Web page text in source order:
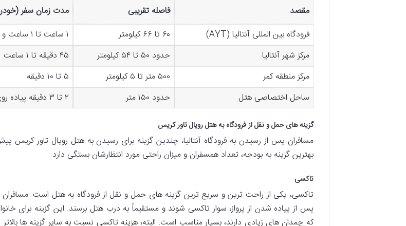
مقصد فاصله تقریبی
مدت زمان سفر
فرودگاه بین المللی آنتالیا (AYT)
۶۰ تا ۶۶ کیلومتر
۱ ساعت تا ۱ ساعت و ۱۵ دقیقه
مرکز شهر آنتالیا
حدود ۵۰ تا ۵۴ کیلومتر
۴۵ دقیقه تا ۱ ساعت
مرکز منطقه کمر
۵۰۰ متر تا ۵ کیلومتر
۵ تا ۱۰ دقیقه
ساحل اختصاصی هتل
حدود ۱۵۰ متر ۲ تا ۳ دقیقه پیاده روی
گزینه های حمل و نقل از فرودگاه به هتل رویال تاور کریس
مسافران پس از رسیدن به فرودگاه آنتالیا، چندین گزینه برای رسیدن به هتل رویال تاور کریس
بهترین گزینه به بودجه، تعداد همسفران و میزان راحتی مورد انتظارشان بستگی دارد.
تاکسی
تاکسی، یکی از راحت ترین و سریع ترین گزینه های حمل و نقل از فرودگاه به هتل است. مسافران
پس از پیاده شدن از پرواز، سوار تاکسی شوند و مستقیماً به درب هتل برسند. این گزینه برای
که چمدان های زیادی دارند، بسیار مناسب است. البته، هزینه تاکسی نسبت به سایر گزینه ها